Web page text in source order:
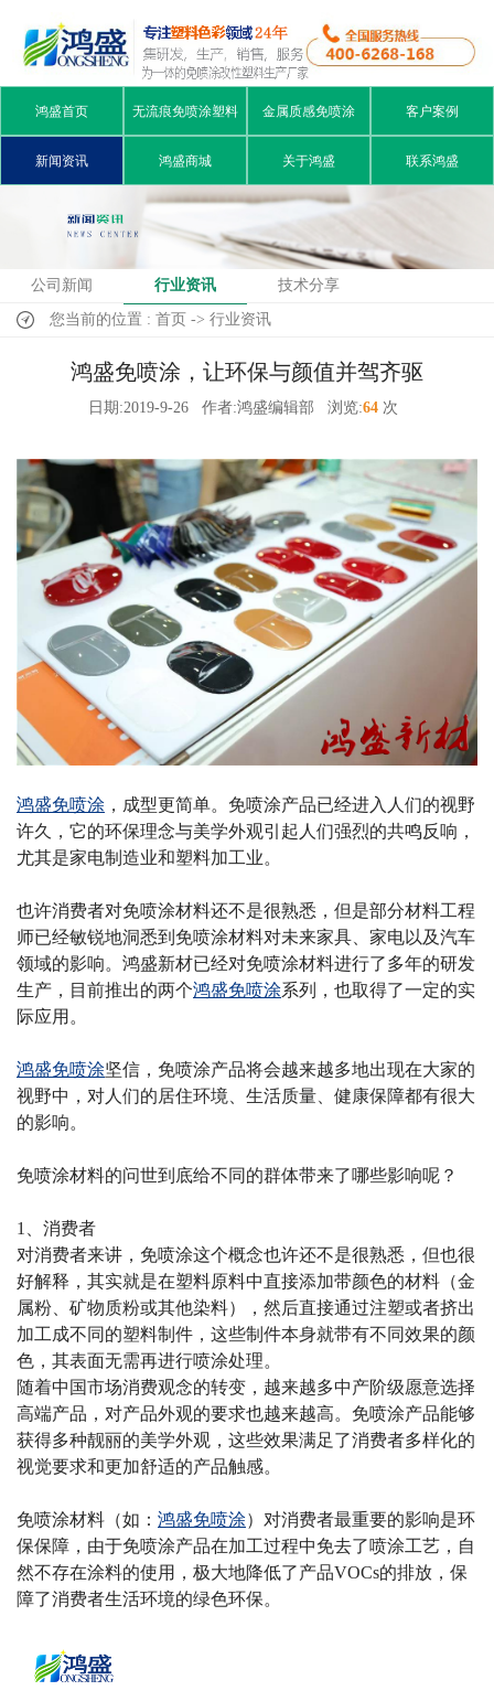
鸿盛首页 无流痕免喷涂塑料 金属质感免喷涂 客户案例
新闻资讯 鸿盛商城 关于鸿盛 联系鸿盛
公司新闻 行业资讯 技术分享
您当前的位置 : 首页 -> 行业资讯
鸿盛免喷涂，让环保与颜值并驾齐驱
日期:2019-9-26 作者:鸿盛编辑部 浏览:64次
鸿盛免喷涂 ，成型更简单。免喷涂产品已经进入人们的视野
许久，它的环保理念与美学外观引起人们强烈的共鸣反响，
尤其是家电制造业和塑料加工业。
也许消费者对免喷涂材料还不是很熟悉，但是部分材料工程
师已经敏锐地洞悉到免喷涂材料对未来家具、家电以及汽车
领域的影响。鸿盛新材已经对免喷涂材料进行了多年的研发
生产，目前推出的两个鸿盛免喷涂系列，也取得了一定的实
际应用。
鸿盛免喷涂坚信，免喷涂产品将会越来越多地出现在大家的
视野中，对人们的居住环境、生活质量、健康保障都有很大
的影响。
免喷涂材料的问世到底给不同的群体带来了哪些影响呢？
1
、消费者
对消费者来讲，免喷涂这个概念也许还不是很熟悉，但也很
好解释，其实就是在塑料原料中直接添加带颜色的材料（金
属粉、矿物质粉或其他染料），然后直接通过注塑或者挤出
加工成不同的塑料制件，这些制件本身就带有不同效果的颜
色，其表面无需再进行喷涂处理。
随着中国市场消费观念的转变，越来越多中产阶级愿意选择
高端产品，对产品外观的要求也越来越高。免喷涂产品能够
获得多种靓丽的美学外观，这些效果满足了消费者多样化的
视觉要求和更加舒适的产品触感。
免喷涂材料（如： 鸿盛免喷涂）对消费者最重要的影响是环
保保障 ，由于免喷涂产品在加工过程中免去了喷涂工艺，自
然不存在涂料的使用，极大地降低了产品VOCs的排放，保
障了消费者生活环境的绿色环保。